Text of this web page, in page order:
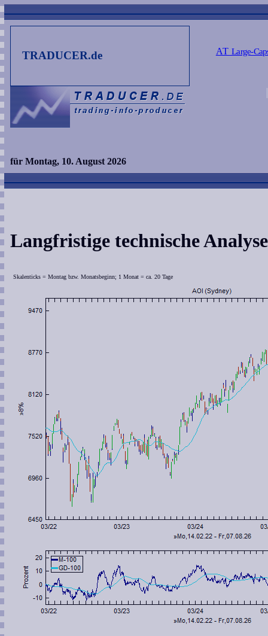
TRADUCER.de AT Large-
für Montag, 10. August 2026
Langfristige technische
Skalenticks = Montag bzw. Monatsbeginn; 1 Monat = ca. 20 Tage